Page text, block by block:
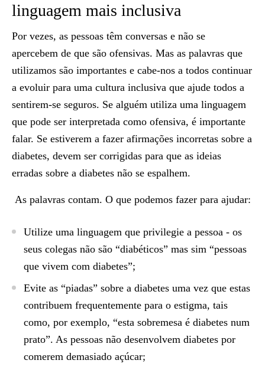
linguagem mais inclusiva
Por vezes, as pessoas têm conversas e não se
apercebem de que são ofensivas. Mas as palavras que
utilizamos são importantes e cabe-nos a todos continuar
a evoluir para uma cultura inclusiva que ajude todos a
sentirem-se seguros. Se alguém utiliza uma linguagem
que pode ser interpretada como ofensiva, é importante
falar. Se estiverem a fazer afirmações incorretas sobre a
diabetes, devem ser corrigidas para que as ideias
erradas sobre a diabetes não se espalhem.
As palavras contam. O que podemos fazer para ajudar:
Utilize uma linguagem que privilegie a pessoa - os
seus colegas não são “diabéticos” mas sim “pessoas
que vivem com diabetes”;
Evite as “piadas” sobre a diabetes uma vez que estas
contribuem frequentemente para o estigma, tais
como, por exemplo, “esta sobremesa é diabetes num
prato”. As pessoas não desenvolvem diabetes por
comerem demasiado açúcar;